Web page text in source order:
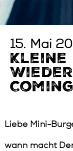
15. Mai
Kleine
Liebe Mini-
wann macht